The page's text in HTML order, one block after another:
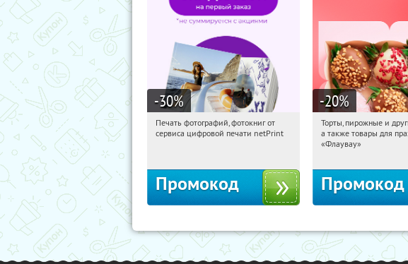
-30%
09:43:06 Получили:
Печать фотографий, фотокниг от
сервиса цифровой печати netPrint
Промокод
-20%
09:43:06
Россия
Торты, пирожные и
а также товары для
«Флаувау»
Промокод